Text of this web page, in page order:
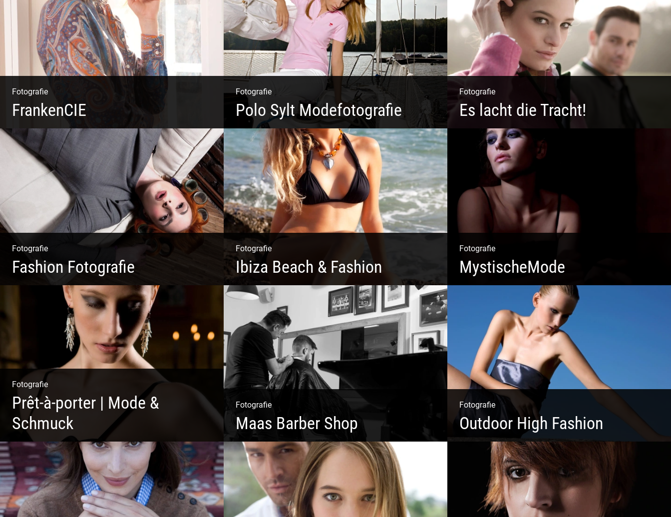
Fotografie
FrankenCIE
Fotografie
Polo Sylt Modefotografie
Polo Sylt Modefotografie
Fotografie
Es lacht die Tracht!
Wunderschöne Dirndl | Harmonische Farben | Originelle
Details | Edle Stoffe
Fotografie
Fashion Fotografie
Mode|Menschen|Magazin
Fotografie
Ibiza Beach & Fashion
Ibiza Beach & Fashion
Fotografie
MystischeMode
Mystische Modefotografie
Fotografie
Prêt-à-porter | Mode &
Schmuck
Fotografie
Maas Barber Shop
Coole Bartstyles | Haircut & Shave | Farbe & Schnitt |
Creating Men
Fotografie
Outdoor High Fashion
Outdoor High Fashion